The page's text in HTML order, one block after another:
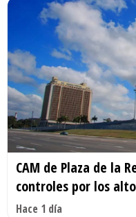
CAM de Plaza de la
controles por los
Hace 1 día